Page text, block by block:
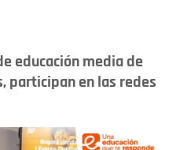
educación media de
participan en las redes